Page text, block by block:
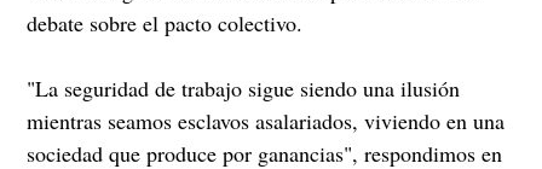
debate sobre el pacto colectivo.
"La seguridad de trabajo sigue siendo una ilusión
mientras seamos esclavos asalariados, viviendo en una
sociedad que produce por ganancias", respondimos en